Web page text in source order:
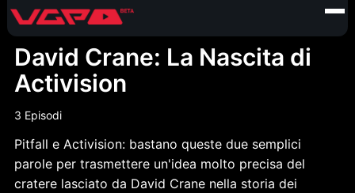
David Crane: La Nascita di
Activision
3 Episodi
Pitfall e Activision: bastano queste due semplici
parole per trasmettere un'idea molto precisa del
cratere lasciato da David Crane nella storia dei